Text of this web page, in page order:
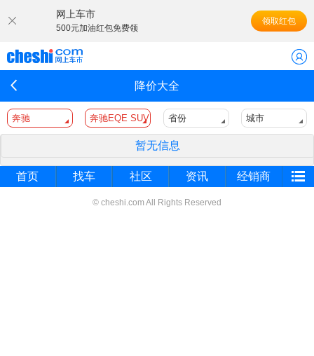
网上车市
500元加油红包免费领
领取红包
降价大全
奔驰 奔驰EQE SUV 省份 城市
暂无信息
首页 找车 社区 资讯 经销商
© cheshi.com All Rights Reserved